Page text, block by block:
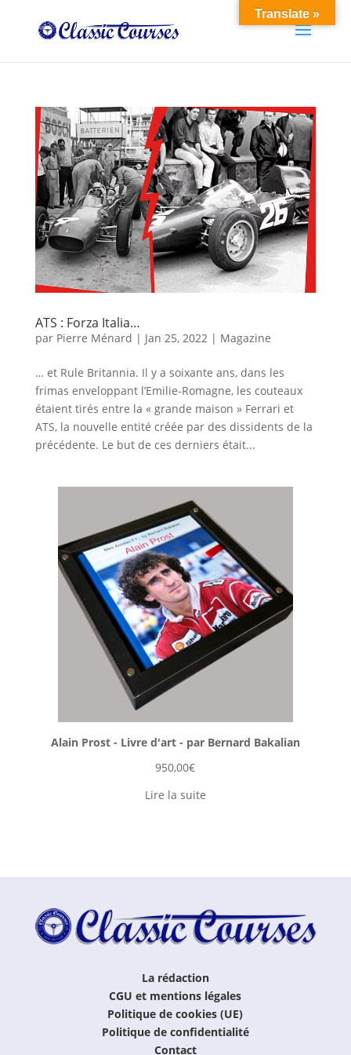
ATS : Forza Italia…
par Pierre Ménard | Jan 25, 2022 | Magazine
… et Rule Britannia. Il y a soixante ans, dans les
frimas enveloppant l’Emilie-Romagne, les couteaux
étaient tirés entre la « grande maison » Ferrari et
ATS, la nouvelle entité créée par des dissidents de la
précédente. Le but de ces derniers était...
Alain Prost - Livre d'art - par Bernard Bakalian
950,00€
Lire la suite
La rédaction
CGU et mentions légales
Politique de cookies (UE)
Politique de confidentialité
Contact
Translate »